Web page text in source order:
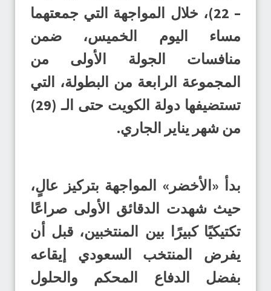
– 22)، خلال المواجهة التي جمعتهما
مساء اليوم الخميس، ضمن
منافسات الجولة الأولى من
المجموعة الرابعة من البطولة، التي
تستضيفها دولة الكويت حتى الـ (29)
من شهر يناير الجاري.
بدأ «الأخضر» المواجهة بتركيز عالٍ،
حيث شهدت الدقائق الأولى صراعًا
تكتيكيًا كبيرًا بين المنتخبين، قبل أن
يفرض المنتخب السعودي إيقاعه
بفضل الدفاع المحكم والحلول